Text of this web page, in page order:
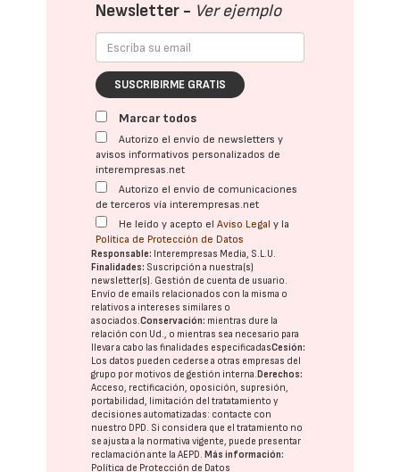
Newsletter - Ver ejemplo
SUSCRIBIRME GRATIS
Marcar todos
Autorizo el envío de newsletters y
avisos informativos personalizados de
interempresas.net
Autorizo el envío de comunicaciones
de terceros vía interempresas.net
He leído y acepto elAviso Legal y la
Política de Protección de Datos
Responsable: Interempresas Media, S.L.U.
Finalidades: Suscripción a nuestra(s)
newsletter(s). Gestión de cuenta de usuario.
Envío de emails relacionados con la misma o
relativos a intereses similares o
asociados.Conservación: mientras dure la
relación con Ud., o mientras sea necesario para
llevar a cabo las finalidades especificadasCesión:
Los datos pueden cederse a otras empresas del
grupo por motivos de gestión interna. Derechos:
Acceso, rectificación, oposición, supresión,
portabilidad, limitación del tratatamiento y
decisiones automatizadas: contacte con
nuestro DPD. Si considera que el tratamiento no
se ajusta a la normativa vigente, puede presentar
reclamación ante laAEPD. Más información:
Política de Protección de Datos